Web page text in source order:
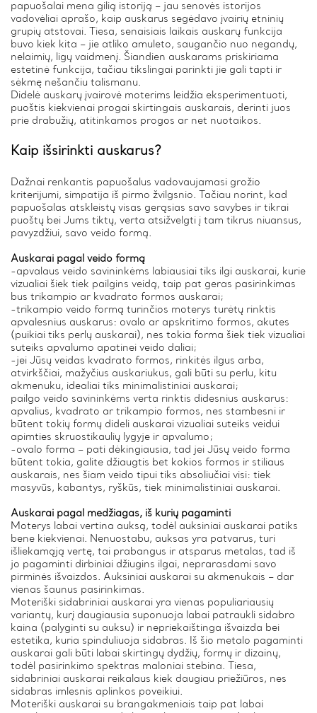
papuošalai mena gilią istoriją – jau senovės istorijos
vadovėliai aprašo, kaip auskarus segėdavo įvairių etninių
grupių atstovai. Tiesa, senaisiais laikais auskarų funkcija
buvo kiek kita – jie atliko amuleto, saugančio nuo negandų,
nelaimių, ligų vaidmenį. Šiandien auskarams priskiriama
estetinė funkcija, tačiau tikslingai parinkti jie gali tapti ir
sėkmę nešančiu talismanu.
Didelė auskarų įvairovė moterims leidžia eksperimentuoti,
puoštis kiekvienai progai skirtingais auskarais, derinti juos
prie drabužių, atitinkamos progos ar net nuotaikos.
Kaip išsirinkti auskarus?
Dažnai renkantis papuošalus vadovaujamasi grožio
kriterijumi, simpatija iš pirmo žvilgsnio. Tačiau norint, kad
papuošalas atskleistų visas gerąsias savo savybes ir tikrai
puoštų bei Jums tiktų, verta atsižvelgti į tam tikrus niuansus,
pavyzdžiui, savo veido formą.
Auskarai pagal veido formą
-apvalaus veido savininkėms labiausiai tiks ilgi auskarai, kurie
vizualiai šiek tiek pailgins veidą, taip pat geras pasirinkimas
bus trikampio ar kvadrato formos auskarai;
-trikampio veido formą turinčios moterys turėtų rinktis
apvalesnius auskarus: ovalo ar apskritimo formos, akutes
(puikiai tiks perlų auskarai), nes tokia forma šiek tiek vizualiai
suteiks apvalumo apatinei veido daliai;
-jei Jūsų veidas kvadrato formos, rinkitės ilgus arba,
atvirkščiai, mažyčius auskariukus, gali būti su perlu, kitu
akmenuku, idealiai tiks minimalistiniai auskarai;
pailgo veido savininkėms verta rinktis didesnius auskarus:
apvalius, kvadrato ar trikampio formos, nes stambesni ir
būtent tokių formų dideli auskarai vizualiai suteiks veidui
apimties skruostikaulių lygyje ir apvalumo;
-ovalo forma – pati dėkingiausia, tad jei Jūsų veido forma
būtent tokia, galite džiaugtis bet kokios formos ir stiliaus
auskarais, nes šiam veido tipui tiks absoliučiai visi: tiek
masyvūs, kabantys, ryškūs, tiek minimalistiniai auskarai.
Auskarai pagal medžiagas, iš kurių pagaminti
Moterys labai vertina auksą, todėl auksiniai auskarai patiks
bene kiekvienai. Nenuostabu, auksas yra patvarus, turi
išliekamąją vertę, tai prabangus ir atsparus metalas, tad iš
jo pagaminti dirbiniai džiugins ilgai, neprarasdami savo
pirminės išvaizdos. Auksiniai auskarai su akmenukais – dar
vienas šaunus pasirinkimas.
Moteriški sidabriniai auskarai yra vienas populiariausių
variantų, kurį daugiausia suponuoja labai patraukli sidabro
kaina (palyginti su auksu) ir nepriekaištinga išvaizda bei
estetika, kuria spinduliuoja sidabras. Iš šio metalo pagaminti
auskarai gali būti labai skirtingų dydžių, formų ir dizainų,
todėl pasirinkimo spektras maloniai stebina. Tiesa,
sidabriniai auskarai reikalaus kiek daugiau priežiūros, nes
sidabras imlesnis aplinkos poveikiui.
Moteriški auskarai su brangakmeniais taip pat labai